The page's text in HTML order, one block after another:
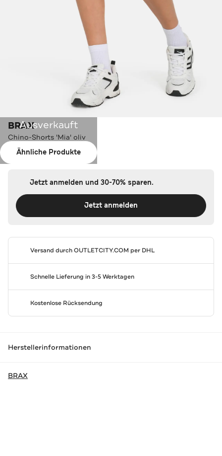
Ausverkauft
Ähnliche Produkte
BRAX
Chino-Shorts 'Mia' oliv
Farbe:oliv
Jetzt anmelden und 30-70% sparen.
Jetzt anmelden
Versand durchOUTLETCITY.COM per DHL
Schnelle Lieferung in 3-5 Werktagen
Kostenlose Rücksendung
Herstellerinformationen
BRAX